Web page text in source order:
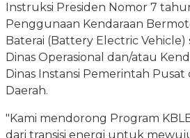
Instruksi Presiden Nomor 7
Penggunaan Kendaraan
Baterai (Battery Electric Vehicle)
Dinas Operasional dan/atau
Dinas Instansi Pemerintah
Daerah.
"Kami mendorong Program
dari transisi energi untuk